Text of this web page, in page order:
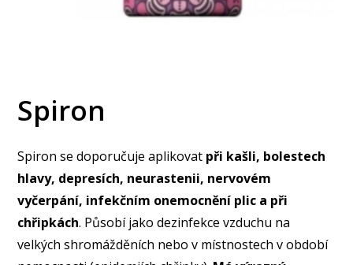
Spiron
Spiron se doporučuje aplikovat při kašli, bolestech
hlavy, depresích, neurastenii, nervovém
vyčerpání, infekčním onemocnění plic a při
chřipkách. Působí jako dezinfekce vzduchu na
velkých shromážděních nebo v místnostech v období